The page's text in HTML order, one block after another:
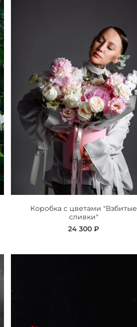
Коробка с цветами "Взбитые
сливки"
24 300 ₽